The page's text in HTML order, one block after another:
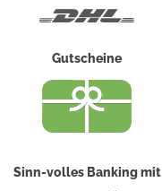
Gutscheine
Sinn-volles Banking mit